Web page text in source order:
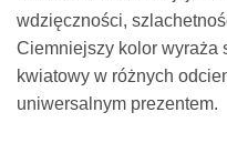
wdzięczności,
Ciemniejszy kolor wyraża
kwiatowy w różnych
uniwersalnym prezentem.